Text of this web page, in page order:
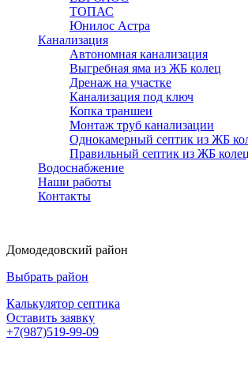
ТОПАС
Юнилос Астра
Канализация
Автономная канализация
Выгребная яма из ЖБ колец
Дренаж на участке
Канализация под ключ
Копка траншеи
Монтаж труб канализации
Однокамерный септик из ЖБ
Правильный септик из ЖБ колец
Водоснабжение
Наши работы
Контакты
Домодедовский район
Выбрать район
Калькулятор септика
Оставить заявку
+7(987)519-99-09